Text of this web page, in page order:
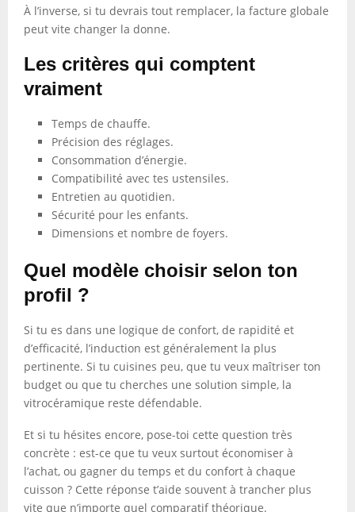
À l’inverse, si tu devrais tout remplacer, la facture globale
peut vite changer la donne.
Les critères qui comptent
vraiment
Temps de chauffe.
Précision des réglages.
Consommation d’énergie.
Compatibilité avec tes ustensiles.
Entretien au quotidien.
Sécurité pour les enfants.
Dimensions et nombre de foyers.
Quel modèle choisir selon ton
profil ?
Si tu es dans une logique de confort, de rapidité et
d’efficacité, l’induction est généralement la plus
pertinente. Si tu cuisines peu, que tu veux maîtriser ton
budget ou que tu cherches une solution simple, la
vitrocéramique reste défendable.
Et si tu hésites encore, pose-toi cette question très
concrète : est-ce que tu veux surtout économiser à
l’achat, ou gagner du temps et du confort à chaque
cuisson ? Cette réponse t’aide souvent à trancher plus
vite que n’importe quel comparatif théorique.